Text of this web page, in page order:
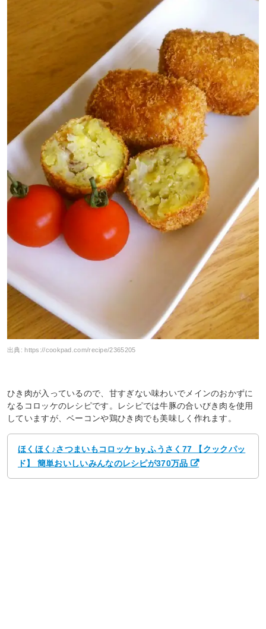
出典:https://cookpad.com/recipe/2365205
ひき肉が入っているので、甘すぎない味わいでメインのおかずに
なるコロッケのレシピです。レシピでは牛豚の合いびき肉を使用
していますが、ベーコンや鶏ひき肉でも美味しく作れます。
ほくほく♪さつまいもコロッケ by ふうさく77 【クックパッ
ド】 簡単おいしいみんなのレシピが370万品